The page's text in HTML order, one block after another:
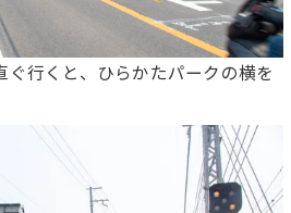
ぐ行くと、ひらかたパークの横を